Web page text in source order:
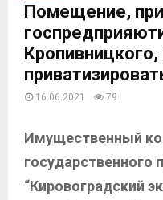
Помещение,
16.06.2021 79
Имущественный
государственного
“Кировоградский